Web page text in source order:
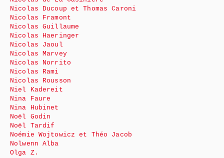
Nicolas Ducoup et Thomas Caroni
Nicolas Framont
Nicolas Guillaume
Nicolas Haeringer
Nicolas Jaoul
Nicolas Marvey
Nicolas Norrito
Nicolas Rami
Nicolas Rousson
Niel Kadereit
Nina Faure
Nina Hubinet
Noël Godin
Noël Tardif
Noémie Wojtowicz et Théo Jacob
Nolwenn Alba
Olga Z.